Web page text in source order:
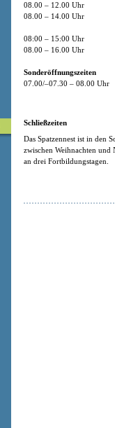
08.00 – 12.00 Uhr
08.00 – 14.00 Uhr
08:00 – 15:00 Uhr
08.00 – 16.00 Uhr
Sonderöffnungszeiten
07.00/–07.30 – 08.00 Uhr
Schließzeiten
Das Spatzennest ist in den
zwischen Weihnachten
an drei Fortbildungstagen.